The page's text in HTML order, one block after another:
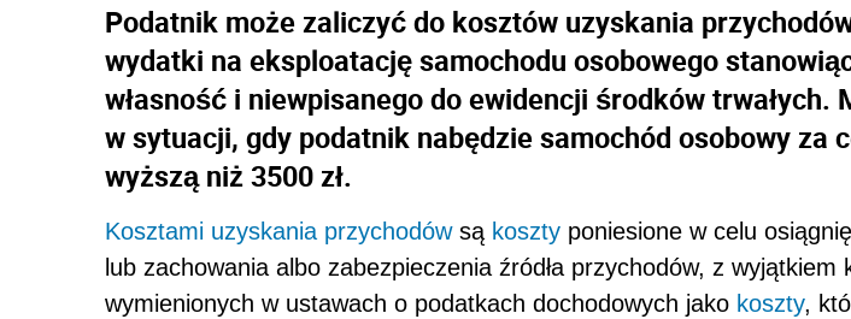
Podatnik może zaliczyć do kosztów uzyskania
wydatki na eksploatację samochodu osobowego
własność i niewpisanego do ewidencji środków trwałych.
w sytuacji, gdy podatnik nabędzie samochód osobowy za
wyższą niż 3500 zł.
Kosztami uzyskania przychodów są koszty poniesione w celu
lub zachowania albo zabezpieczenia źródła przychodów, z wyjątkiem
wymienionych w ustawach o podatkach dochodowych jako koszty,